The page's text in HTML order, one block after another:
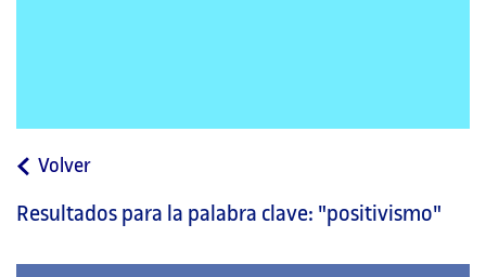
Volvera
página
Resultados para la palabra clave: "positivismo"